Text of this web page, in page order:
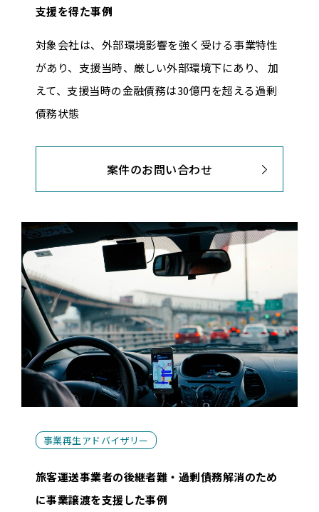
支援を得た事例
対象会社は、外部環境影響を強く受ける事業特性
があり、支援当時、厳しい外部環境下にあり、 加
えて、支援当時の金融債務は30億円を超える過剰
債務状態
案件のお問い合わせ
事業再生アドバイザリー
旅客運送事業者の後継者難・過剰債務解消のため
に事業譲渡を支援した事例